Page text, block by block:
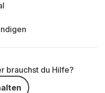
brauchst du Hilfe?